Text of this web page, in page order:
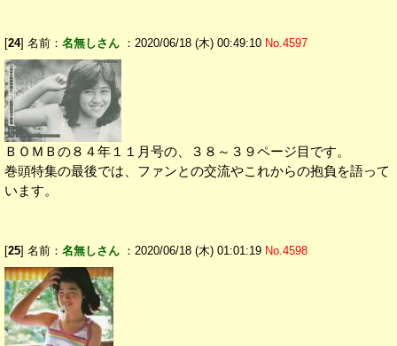
[24] 名前： 名無しさん ：2020/06/18 (木) 00:49:10 No.4597
ＢＯＭＢの８４年１１月号の、３８～３９ページ目です。
巻頭特集の最後では、ファンとの交流やこれからの抱負を語って
います。
[25] 名前： 名無しさん ：2020/06/18 (木) 01:01:19 No.4598